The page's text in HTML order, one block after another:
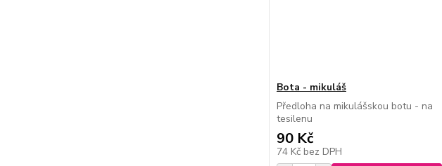
Bota - mikuláš
Předloha na mikulášskou botu - na
tesilenu
90 Kč
74 Kč bez DPH